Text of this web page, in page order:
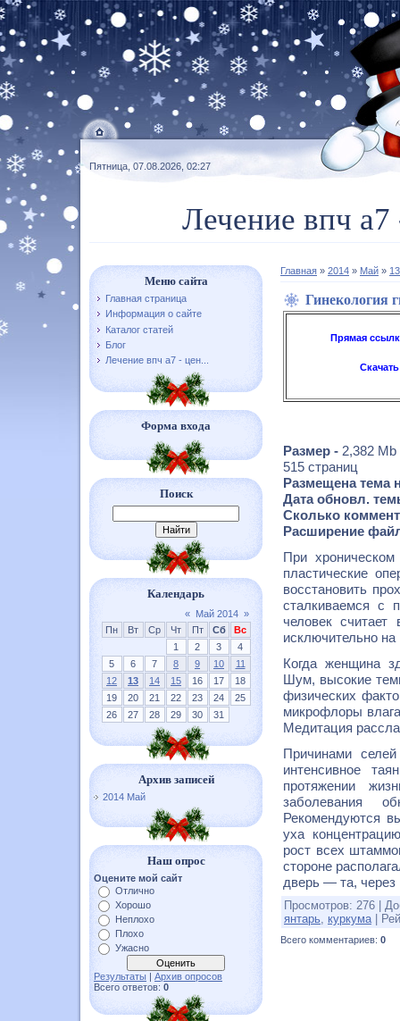
Пятница, 07.08.2026, 02:27
Лечение впч
Меню сайта
Главная страница
Информация о сайте
Каталог статей
Блог
Лечение впч а7 - цен...
Форма входа
Поиск
Календарь
« Май 2014 »
Пн
Вт Ср Чт Пт Сб
Вс
1
2 3
4
5
6 7 8 9 10
11
12
13 14 15 16 17
18
19
20 21 22 23 24
25
26
27 28 29 30 31
Архив записей
2014 Май
Наш опрос
Оцените мой сайт
Отлично
Хорошо
Неплохо
Плохо
Ужасно
Результаты | Архив опросов
Всего ответов: 0
Главная » 2014 » Май » 13
Гинекология
Прямая
Размер - 2,382 Mb
515 страниц
Размещена тема
Дата обновл.
Сколько
Расширение
При хроническом
пластические
восстановить
сталкиваемся с
человек
исключительно на
Когда женщина
Шум, высокие
физических
микрофлоры
Медитация
Причинами
интенсивное
протяжении
заболевания
Рекомендуются
уха
рост всех
стороне
дверь — та,
Просмотров: 276
янтарь, куркума
Всего комментариев: 0